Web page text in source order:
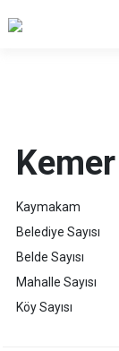
Altınyayla
Çavdır
Çeltikçi
Kaymakam
Belediye Sayısı
Belde Sayısı
Mahalle Sayısı
Köy Sayısı